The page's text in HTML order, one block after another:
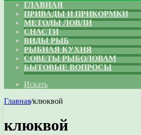
ГЛАВНАЯ
ПРИВАДЫ И ПРИКОРМКИ
МЕТОДЫ ЛОВЛИ
СНАСТИ
ВИДЫ РЫБ
РЫБНАЯ КУХНЯ
СОВЕТЫ РЫБОЛОВАМ
БЫТОВЫЕ ВОПРОСЫ
Искать
Главная/клюквой
клюквой